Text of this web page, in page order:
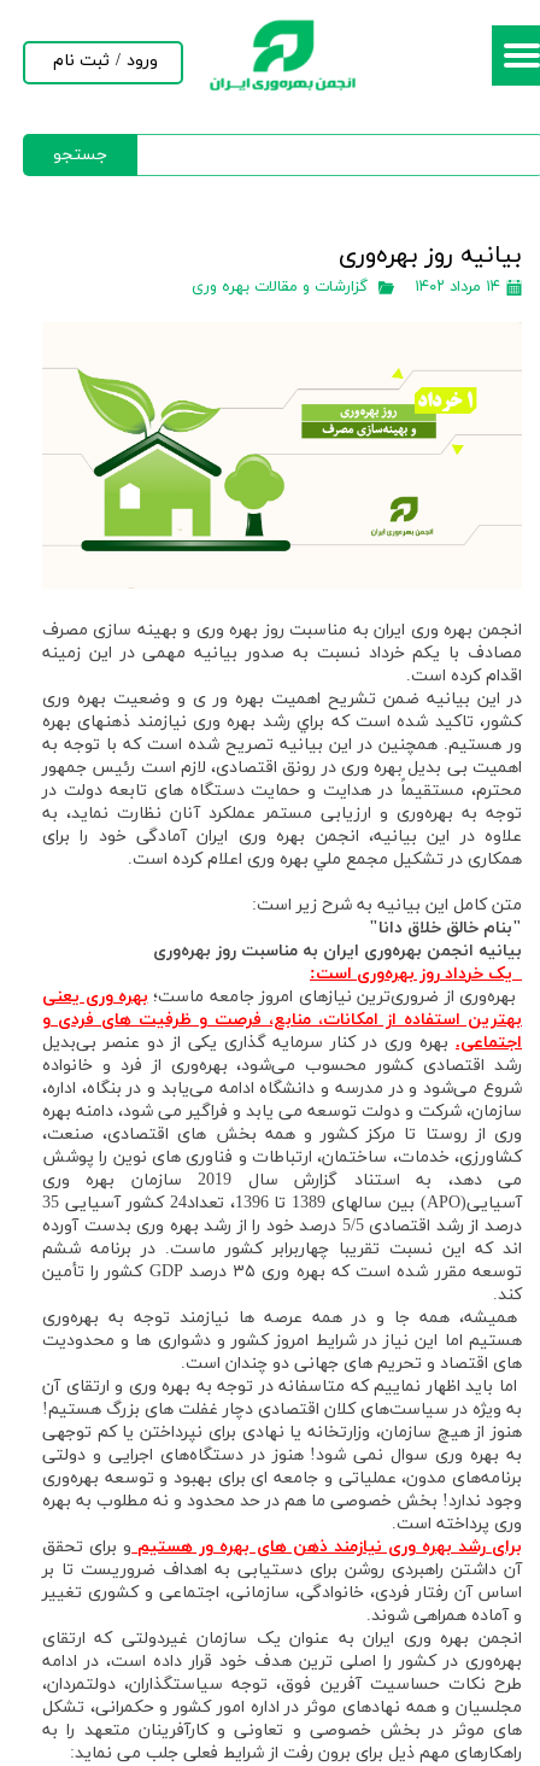
جستجو
ورود / ثبت نام
حساب کاربری من
بیانیه روز بهره‌وری
۱۴ مرداد ۱۴۰۲ گزارشات و مقالات بهره وری
انجمن بهره وری ایران به مناسبت روز بهره وری و بهينه سازی مصرف
مصادف با یکم خرداد نسبت به صدور بیانیه مهمی در اين زمينه
اقدام کرده است.
در این بیانیه ضمن تشریح اهمیت بهره ور ی و وضعیت بهره وری
کشور، تاکید شده است كه براي رشد بهره وری نيازمند ذهنهای بهره
ور هستيم. همچنين در اين بيانيه تصريح شده است كه با توجه به
اهمیت بی بدیل بهره وری در رونق اقتصادی، لازم است رئيس جمهور
محترم، مستقیماً در هدایت و حمایت دستگاه های تابعه دولت در
توجه به بهره‌وری و ارزیابی مستمر عملکرد آنان نظارت نماید، به
علاوه در اين بيانيه، انجمن بهره وری ایران آمادگی خود را برای
همکاری در تشکیل مجمع ملي بهره وری اعلام كرده است.
متن كامل اين بيانيه به شرح زير است:
"بنام خالق خلاق دانا"
بیانیه انجمن بهره‌وری ایران به مناسبت روز بهره‌وری
یک خرداد روز بهره‌وری است:
بهره‌وری از ضروری‌ترین نیازهای امروز جامعه ماست؛ بهره وری یعنی
بهترین استفاده از امکانات، منابع، فرصت و ظرفیت های فردی و
اجتماعی. بهره وری در کنار سرمایه گذاری یکی از دو عنصر بی‌بدیل
رشد اقتصادی کشور محسوب می‌شود، بهره‌وری از فرد و خانواده
شروع می‌شود و در مدرسه و دانشگاه ادامه می‌یابد و در بنگاه، اداره،
سازمان، شرکت و دولت توسعه می یابد و فراگیر می شود، دامنه بهره
وری از روستا تا مرکز کشور و همه بخش های اقتصادی، صنعت،
کشاورزی، خدمات، ساختمان، ارتباطات و فناوری های نوین را پوشش
می دهد، به استناد گزارش سال 2019 سازمان بهره وری
آسیایی(APO) بین سالهای 1389 تا 1396، تعداد24 کشور آسیایی 35
درصد از رشد اقتصادی 5/5 درصد خود را از رشد بهره وری بدست آورده
اند که این نسبت تقریبا چهاربرابر کشور ماست. در برنامه ششم
توسعه مقرر شده است که بهره وری ۳۵ درصد GDP کشور را تأمین
کند.
همیشه، همه جا و در همه عرصه ها نیازمند توجه به بهره‌وری
هستیم اما این نیاز در شرایط امروز کشور و دشواری ها و محدودیت
های اقتصاد و تحریم های جهانی دو چندان است.
اما باید اظهار نماییم که متاسفانه در توجه به بهره وری و ارتقای آن
به ویژه در سیاست‌های کلان اقتصادی دچار غفلت های بزرگ هستیم!
هنوز از هیچ سازمان، وزارتخانه یا نهادی برای نپرداختن یا کم توجهی
به بهره وری سوال نمی شود! هنوز در دستگاه‌های اجرایی و دولتی
برنامه‌های مدون، عملیاتی و جامعه ای برای بهبود و توسعه بهره‌وری
وجود ندارد! بخش خصوصی ما هم در حد محدود و نه مطلوب به بهره
وری پرداخته است.
برای رشد بهره وری نیازمند ذهن های بهره ور هستیم و برای تحقق
آن داشتن راهبردی روشن برای دستیابی به اهداف ضروریست تا بر
اساس آن رفتار فردی، خانوادگی، سازمانی، اجتماعی و کشوری تغییر
و آماده همراهی شوند.
انجمن بهره وری ایران به عنوان یک سازمان غیردولتی که ارتقای
بهره‌وری در کشور را اصلی ترین هدف خود قرار داده است، در ادامه
طرح نکات حساسیت آفرین فوق، توجه سیاستگذاران، دولتمردان،
مجلسیان و همه نهادهای موثر در اداره امور کشور و حکمرانی، تشکل
های موثر در بخش خصوصی و تعاونی و کارآفرینان متعهد را به
راهکارهای مهم ذیل برای برون رفت از شرایط فعلی جلب می نماید: